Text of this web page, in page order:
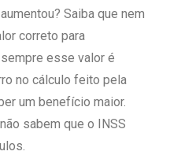
Saiba que nem
correto para
esse valor é
no cálculo feito pela
um benefício maior.
sabem que o INSS